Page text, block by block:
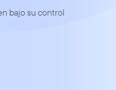
bajo su control